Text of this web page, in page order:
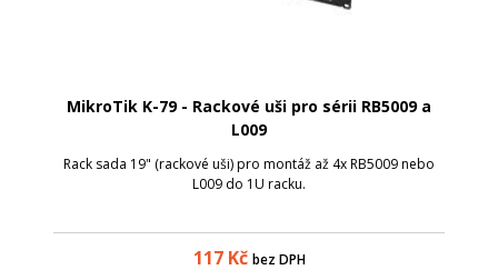
MikroTik K-79 - Rackové uši pro sérii RB5009 a
L009
Rack sada 19" (rackové uši) pro montáž až 4x RB5009 nebo
L009 do 1U racku.
117Kč bez DPH